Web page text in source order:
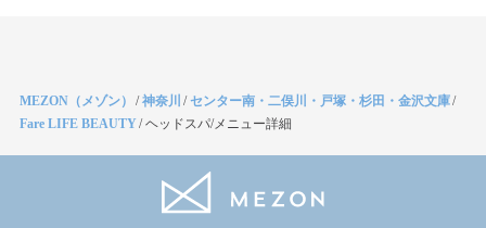
MEZON（メゾン） /神奈川 /センター南・二俣川・戸塚・杉田・金沢文庫/
Fare LIFE BEAUTY/ヘッドスパ/メニュー詳細